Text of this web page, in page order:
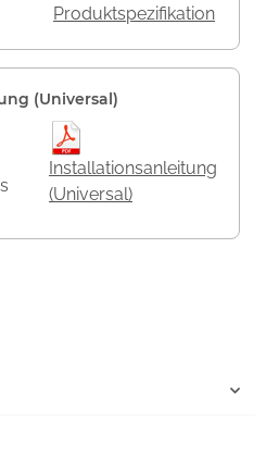
Produktspezifikation
(Universal)
Installationsanleitung
(Universal)